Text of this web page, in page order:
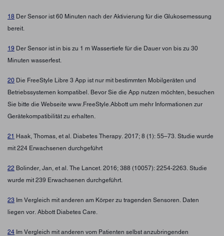
18 Der Sensor ist 60 Minuten nach der Aktivierung für die Glukosemessung
bereit.
19 Der Sensor ist in bis zu 1 m Wassertiefe für die Dauer von bis zu 30
Minuten wasserfest.
20 Die FreeStyle Libre 3 App ist nur mit bestimmten Mobilgeräten und
Betriebssystemen kompatibel. Bevor Sie die App nutzen möchten, besuchen
Sie bitte die Webseite www.FreeStyle.Abbott um mehr Informationen zur
Gerätekompatibilität zu erhalten.
21 Haak, Thomas, et al. Diabetes Therapy. 2017; 8 (1): 55–73. Studie wurde
mit 224 Erwachsenen durchgeführt
22 Bolinder, Jan, et al. The Lancet. 2016; 388 (10057): 2254-2263. Studie
wurde mit 239 Erwachsenen durchgeführt.
23 Im Vergleich mit anderen am Körper zu tragenden Sensoren. Daten
liegen vor. Abbott Diabetes Care.
24 Im Vergleich mit anderen vom Patienten selbst anzubringenden